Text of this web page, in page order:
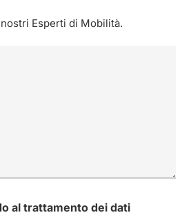
Esperti di Mobilità.
al trattamento dei dati